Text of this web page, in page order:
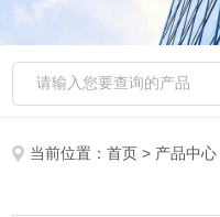
当前位置：首页 > 产品中心